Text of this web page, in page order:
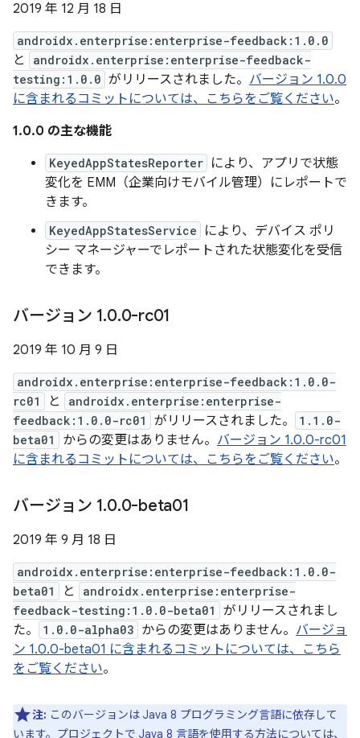
2019 年 12 月 18 日
androidx.enterprise:enterprise-feedback:1.0.0
と
androidx.enterprise:enterprise-feedback-
testing:1.0.0 がリリースされました。 バージョン 1.0.0
に含まれるコミットについては、こちらをご覧ください。
1.0.0 の主な機能
KeyedAppStatesReporter により、アプリで状態
変化を EMM（企業向けモバイル管理）にレポートで
きます。
KeyedAppStatesService
により、デバイス ポリ
シー マネージャーでレポートされた状態変化を受信
できます。
バージョン 1.0.0-rc01
2019 年 10 月 9 日
androidx.enterprise:enterprise-feedback:1.0.0-
rc01
と
androidx.enterprise:enterprise-
feedback:1.0.0-rc01
がリリースされました。
1.1.0-
beta01
からの変更はありません。 バージョン 1.0.0-rc01
に含まれるコミットについては、こちらをご覧ください。
バージョン 1.0.0-beta01
2019 年 9 月 18 日
androidx.enterprise:enterprise-feedback:1.0.0-
beta01
と
androidx.enterprise:enterprise-
feedback-testing:1.0.0-beta01
がリリースされまし
た。
1.0.0-alpha03 からの変更はありません。 バージョ
ン 1.0.0-beta01 に含まれるコミットについては、こちら
をご覧ください。
注: このバージョンは Java 8 プログラミング言語に依存して
います。プロジェクトで Java 8 言語を使用する方法については、